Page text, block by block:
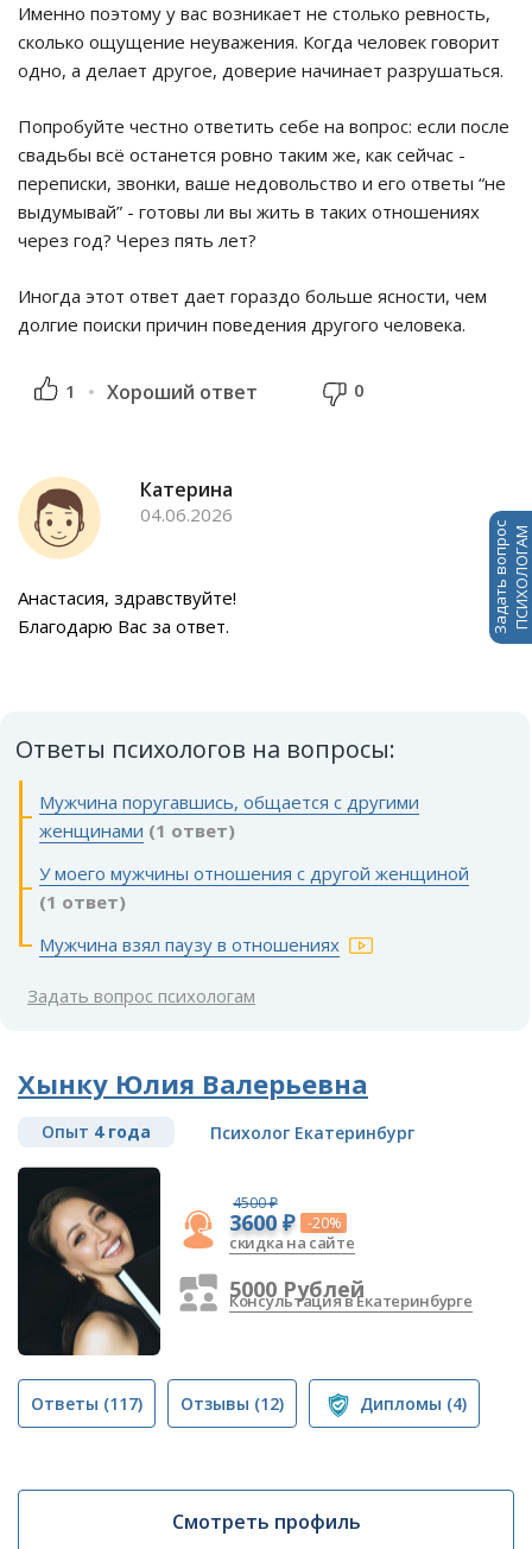
Именно поэтому у вас возникает не столько ревность,
сколько ощущение неуважения. Когда человек говорит
одно, а делает другое, доверие начинает разрушаться.
Попробуйте честно ответить себе на вопрос: если после
свадьбы всё останется ровно таким же, как сейчас -
переписки, звонки, ваше недовольство и его ответы “не
выдумывай” - готовы ли вы жить в таких отношениях
через год? Через пять лет?
Иногда этот ответ дает гораздо больше ясности, чем
долгие поиски причин поведения другого человека.
1 Хороший ответ 0
Катерина
04.06.2026
Анастасия, здравствуйте!
Благодарю Вас за ответ.
Ответы психологов на вопросы:
Мужчина поругавшись, общается с другими
женщинами (1 ответ)
У моего мужчины отношения с другой женщиной
(1 ответ)
Мужчина взял паузу в отношениях
Задать вопрос психологам
Хынку Юлия Валерьевна
Опыт 4 года Психолог Екатеринбург
4500 ₽
3600 ₽ -20%
скидка на сайте
5000 Рублей
Консультация в Екатеринбурге
Ответы (117) Отзывы (12) Дипломы (4)
Смотреть профиль
Задать вопросПСИХОЛОГАМ